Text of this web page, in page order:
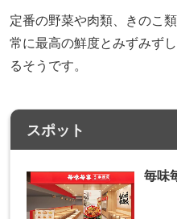
定番の野菜や肉類、きのこ
常に最高の鮮度とみずみず
るそうです。
スポット
毎味